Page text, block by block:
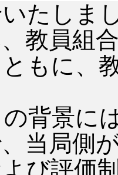
たしま
教員組
もに、
背景に
当局側
び評価